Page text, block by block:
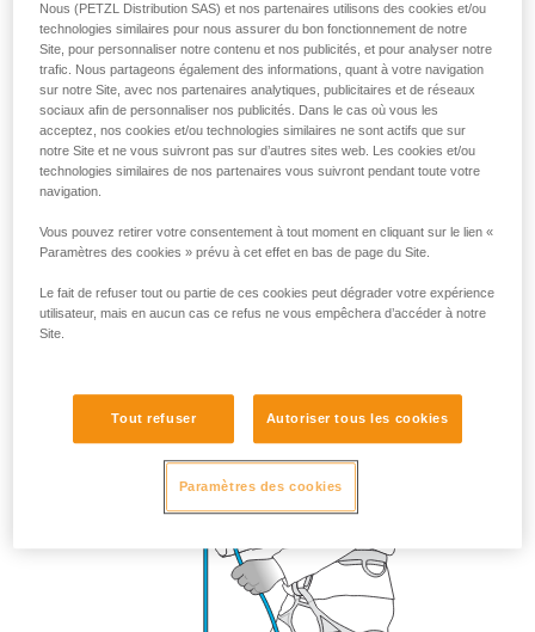
moulinette
Inconvénients :
Possibilité que l’assureur soit projeté dans le point de
renvoi en cas de grosse chute ou de gros écart de poids
entre assureur et grimpeur
Effort plus important sur l’ancrage par effet poulie
Nous (PETZL Distribution SAS) et nos partenaires utilisons des cookies et/ou
technologies similaires pour nous assurer du bon fonctionnement de notre
Site, pour personnaliser notre contenu et nos publicités, et pour analyser notre
trafic. Nous partageons également des informations, quant à votre navigation
sur notre Site, avec nos partenaires analytiques, publicitaires et de réseaux
sociaux afin de personnaliser nos publicités. Dans le cas où vous les
acceptez, nos cookies et/ou technologies similaires ne sont actifs que sur
notre Site et ne vous suivront pas sur d’autres sites web. Les cookies et/ou
technologies similaires de nos partenaires vous suivront pendant toute votre
navigation.
Vous pouvez retirer votre consentement à tout moment en cliquant sur le lien «
Paramètres des cookies » prévu à cet effet en bas de page du Site.
Le fait de refuser tout ou partie de ces cookies peut dégrader votre expérience
utilisateur, mais en aucun cas ce refus ne vous empêchera d’accéder à notre
Site.
Tout refuser Autoriser tous les cookies
Paramètres des cookies